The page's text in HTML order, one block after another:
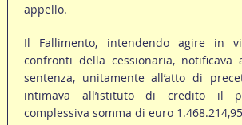
appello.
Il Fallimento, intendendo agire in
confronti della cessionaria, notificava
sentenza, unitamente all’atto di
intimava all’istituto di credito il
complessiva somma di euro